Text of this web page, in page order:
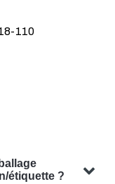
110
étiquette ?